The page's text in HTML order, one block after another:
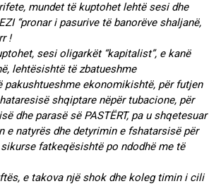
mundet të kuptohet lehtë sesi dhe
“pronar i pasurive të banorëve shaljanë,
!
sesi oligarkët “kapitalist”, e kanë
lehtësishtë të zbatueshme
pakushtueshme ekonomikishtë, për futjen
shqiptare nëpër tubacione, për
dhe parasë së PASTËRT, pa u shqetesuar
e natyrës dhe detyrimin e fshatarsisë për
fatkeqësishtë po ndodhë me të
e takova një shok dhe koleg timin i cili